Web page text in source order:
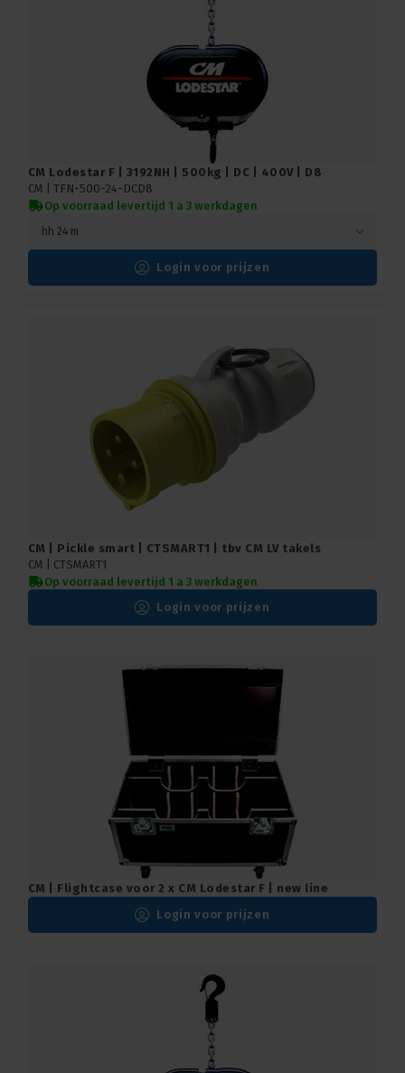
CM Lodestar F | 3192NH | 500kg | DC | 400V | D8
CM | TFN-500-24-DCD8
Op voorraad levertijd 1 a 3 werkdagen
hh 24 m
Login voor prijzen
CM | Pickle smart | CTSMART1 | tbv CM LV takels
CM | CTSMART1
Op voorraad levertijd 1 a 3 werkdagen
Login voor prijzen
CM | Flightcase voor 2 x CM Lodestar F | new line
Login voor prijzen